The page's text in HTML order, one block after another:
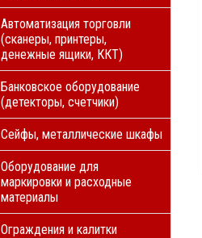
Автоматизация торговли
(сканеры, принтеры,
денежные ящики, ККТ)
Банковское оборудование
(детекторы, счетчики)
Сейфы, металлические шкафы
Оборудование для
маркировки и расходные
материалы
Ограждения и калитки